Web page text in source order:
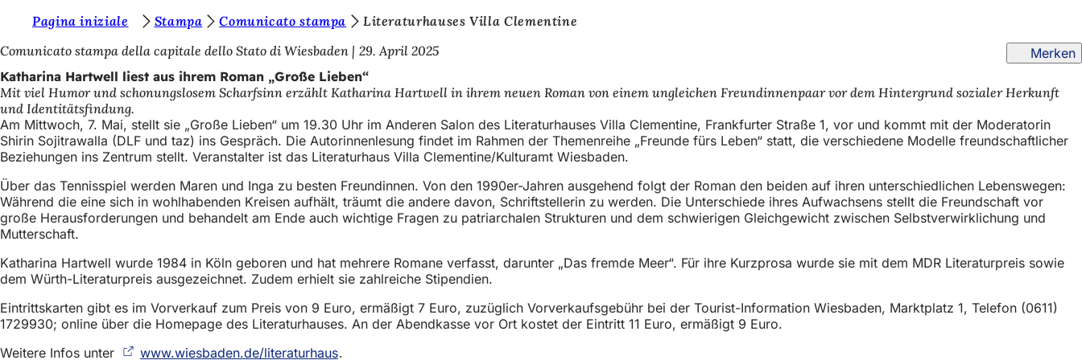
Inhalt anspringen
i
e
b
e
f
i
n
d
n
s
i
c
Pagina iniziale Stampa Comunicato stampa
Literaturhauses Villa Clementine
Comunicato stampa della capitale dello Stato di Wiesbaden
29. April 2025
Merken
Katharina Hartwell liest aus ihrem Roman „Große Lieben“
Mit viel Humor und schonungslosem Scharfsinn erzählt Katharina Hartwell in ihrem neuen Roman von einem ungleichen Freundinnenpaar vor dem Hintergrund sozialer Herkunft
und Identitätsfindung.
Am Mittwoch, 7. Mai, stellt sie „Große Lieben“ um 19.30 Uhr im Anderen Salon des Literaturhauses Villa Clementine, Frankfurter Straße 1, vor und kommt mit der Moderatorin
Shirin Sojitrawalla (DLF und taz) ins Gespräch. Die Autorinnenlesung findet im Rahmen der Themenreihe „Freunde fürs Leben“ statt, die verschiedene Modelle freundschaftlicher
Beziehungen ins Zentrum stellt. Veranstalter ist das Literaturhaus Villa Clementine/Kulturamt Wiesbaden.
Über das Tennisspiel werden Maren und Inga zu besten Freundinnen. Von den 1990er-Jahren ausgehend folgt der Roman den beiden auf ihren unterschiedlichen Lebenswegen:
Während die eine sich in wohlhabenden Kreisen aufhält, träumt die andere davon, Schriftstellerin zu werden. Die Unterschiede ihres Aufwachsens stellt die Freundschaft vor
große Herausforderungen und behandelt am Ende auch wichtige Fragen zu patriarchalen Strukturen und dem schwierigen Gleichgewicht zwischen Selbstverwirklichung und
Mutterschaft.
Katharina Hartwell wurde 1984 in Köln geboren und hat mehrere Romane verfasst, darunter „Das fremde Meer“. Für ihre Kurzprosa wurde sie mit dem MDR Literaturpreis sowie
dem Würth-Literaturpreis ausgezeichnet. Zudem erhielt sie zahlreiche Stipendien.
Eintrittskarten gibt es im Vorverkauf zum Preis von 9 Euro, ermäßigt 7 Euro, zuzüglich Vorverkaufsgebühr bei der Tourist-Information Wiesbaden, Marktplatz 1, Telefon (0611)
1729930; online über die Homepage des Literaturhauses. An der Abendkasse vor Ort kostet der Eintritt 11 Euro, ermäßigt 9 Euro.
Weitere Infos unter
www.wiesbaden.de/literaturhaus(Öffnet
.